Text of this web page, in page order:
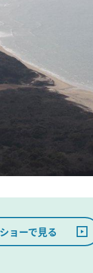
ョーで見る